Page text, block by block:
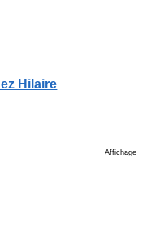
Hilaire
Affichage